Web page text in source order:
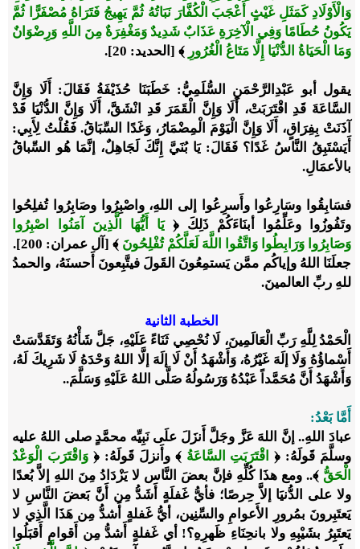
وَالْأَوْلَادِ كَمَثَلِ غَيْثٍ أَعْجَبَ الْكُفَّارَ نَبَاتُهُ ثُمَّ يَهِيجُ فَتَرَاهُ مُصْفَرًّا ثُمَّ
يَكُونُ حُطَامًا وَفِي الْآخِرَةِ عَذَابٌ شَدِيدٌ وَمَغْفِرَةٌ مِنَ اللَّهِ وَرِضْوَانٌ
وَمَا الْحَيَاةُ الدُّنْيَا إِلَّا مَتَاعُ الْغُرُورِ ﴾ [الحديد: 20] .
يقول أبو عَبْدِالرَّحْمَنِ السُّلَمِيُّ: خَطَبَنَا حُذَيْفَةُ فَقَالَ: أَلَا وَإِنَّ
السَّاعَةَ قَدِ اقْتَرَبَتْ، أَلَا وَإِنَّ الْقَمَرَ قَدِ انْشَقَّ، أَلَا وَإِنَّ الدُّنْيَا قَدْ
آذَنَتْ بِفِرَاقٍ، أَلَا وَإِنَّ الْيَوْمَ الْمِضْمَارُ، وَغَدًا السِّبَاقُ. فَقُلْتُ لِأَبِي:
أَيَسْتَبِقُ النَّاسُ غَدًا؟ فَقَالَ: يَا بُنَيَّ إِنَّكَ لَجَاهِلٌ، إنَّمَا هُو السِّباقُ
بالأعمَالِ.
فسَابِقُوا وسَارِعُوا وأَسرِعُوا إلى اللهِ، واصْبِرُوا وصَابِرُوا تُفلِحُوا
وتَفُوزُوا وعَلِّمُوا أبنَاءَكُمْ ذَلِكَ﴿يَا أَيُّهَا الَّذِينَ آمَنُوا اصْبِرُوا
وَصَابِرُوا وَرَابِطُوا وَاتَّقُوا اللَّهَ لَعَلَّكُمْ تُفْلِحُونَ ﴾ [آل عمران: 200]
.
جعلَنَا اللهُ وإياكُم ممَّن يَستمِعُونَ القَولَ فيتَّبِعونَ أَحسنَهُ، والحمدُ
للهِ ربِّ العالمينَ.
الخطبة الثانية
الْحَمْدُ لِلَّهِ رَبِّ الْعَالَمِينَ، لَا نُحْصِي ثَنَاءً عَلَيْهِ، جَلَّ شَأْنُهُ وَتَقَدَّسَتْ
أَسْماؤُهُ وَلَا إلَهَ غَيْرُهُ، وَأَشْهَدُ أَنْ لَا إلَهَ إلَّا اللهُ وَحْدَهُ لَا شَرِيكَ لَهُ،
وَأَشْهَدُ أَنَّ مُحَمَّداً عَبْدُهُ وَرَسُولُهُ صَلَّى اللهُ عَلَيْهِ وَسَلَّمَ..
أَمَّا بَعْدُ:
عبادَ اللهِ.. إنَّ اللهَ عَزَّ وجَلَّ أَنزَلَ علَى نَبِيِّه محمَّدٍ صلى اللهُ عليه
وسلَّمَ قَولَهُ: ﴿ اقْتَرَبَتِ السَّاعَةُ ﴾ وأَنزلَ قَولَهُ: ﴿ وَاقْتَرَبَ الْوَعْدُ
الْحَقُّ ﴾.. ومع هذَا كُلِّهِ فإنَّ بعضَ النَّاس لا يَزْدَادُ مِنَ اللهِ إلاَّ بُعدًا
ولا على الدُّنيَا إلاَّ حِرصًا؛ فأيُّ غَفلَةٍ أَشَدُّ مِن أَنَّ بَعضَ النَّاسِ لا
يَعتَبِرونَ بمُرورِ الأَعوامِ والسِّنِين، أيُّ غَفلةٍ أَشدُّ مِن هَذَا الَّذِي لا
يَعتَبِرُ بشَيْبِهِ ولا بانحِنَاءِ ظَهرِهِ؟! أي غَفلةٍ أَشدُّ مِن أَقوامٍ أَقبَلُوا